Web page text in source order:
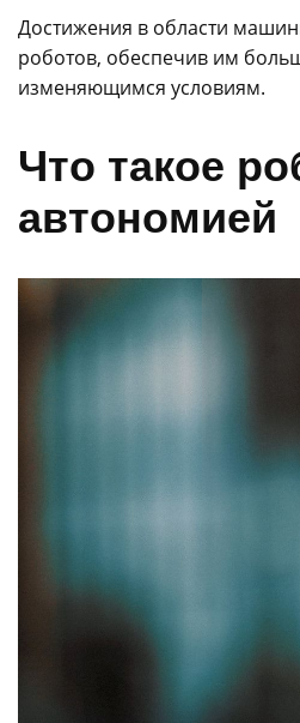
Достижения в области
роботов, обеспечив им
изменяющимся условиям.
Что такое
автономией